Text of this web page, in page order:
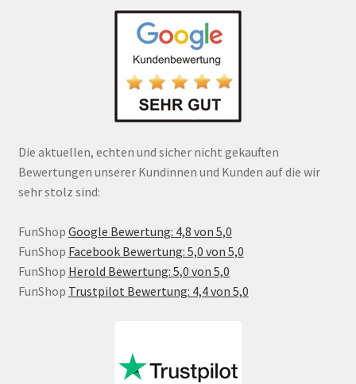
Die aktuellen, echten und sicher nicht gekauften
Bewertungen unserer Kundinnen und Kunden auf die wir
sehr stolz sind:
FunShop Google Bewertung: 4,8 von 5,0
FunShop Facebook Bewertung: 5,0 von 5,0
FunShop Herold Bewertung: 5,0 von 5,0
FunShop Trustpilot Bewertung: 4,4 von 5,0